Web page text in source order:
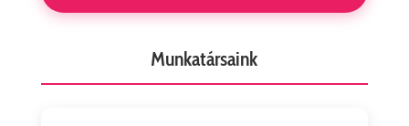
Munkatársaink